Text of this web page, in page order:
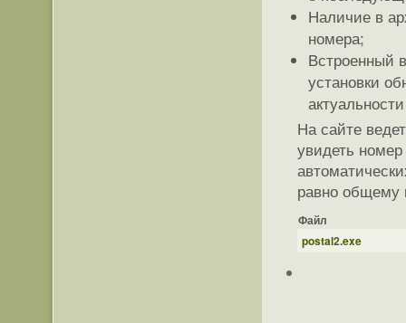
Наличие в
номера;
Встроенный
установки
На сайте
увидеть
равно общему
Файл
postal2.exe